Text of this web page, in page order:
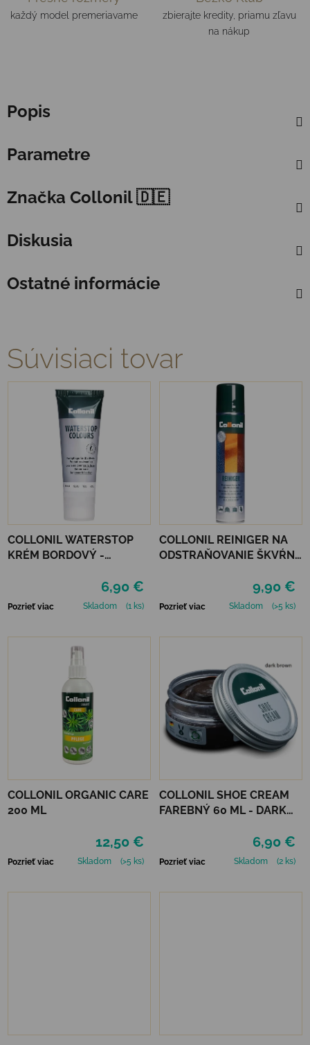
každý model premeriavame
zbierajte kredity, priamu zľavu
na nákup
Popis
Parametre
Značka Collonil 🇩🇪
Diskusia
Ostatné informácie
Súvisiaci tovar
COLLONIL WATERSTOP
KRÉM BORDOVÝ -
6,90 €
Pozrieť viac Skladom (1 ks)
COLLONIL REINIGER NA
ODSTRAŇOVANIE ŠKVŔN
9,90 €
Pozrieť viac Skladom (>5 ks)
COLLONIL ORGANIC CARE
200 ML
12,50 €
Pozrieť viac Skladom (>5 ks)
COLLONIL SHOE CREAM
FAREBNÝ 60 ML - DARK
6,90 €
Pozrieť viac Skladom (2 ks)